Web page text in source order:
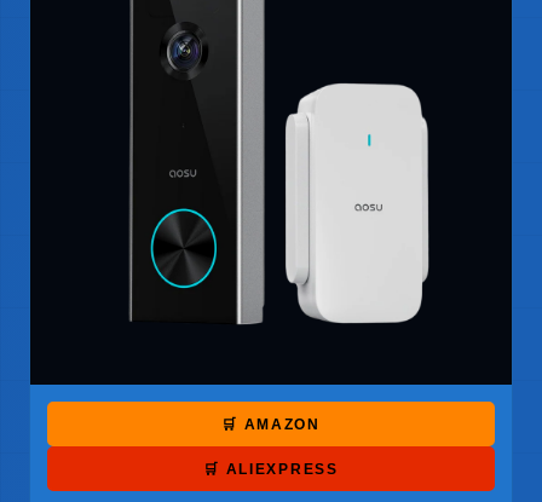
🛒 AMAZON
🛒 ALIEXPRESS